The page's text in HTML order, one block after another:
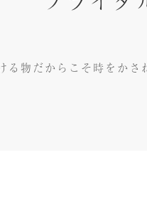
る物だからこそ時をか